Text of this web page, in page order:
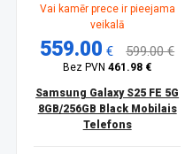
Vai kamēr prece ir pieejama
veikalā
559.00 € 599.00 €
Bez PVN461.98 €
Samsung Galaxy S25 FE 5G
8GB/256GB Black Mobilais
Telefons